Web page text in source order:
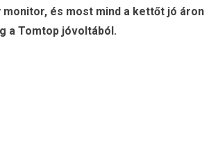
monitor, és most mind a kettőt jó áron
a Tomtop jóvoltából.